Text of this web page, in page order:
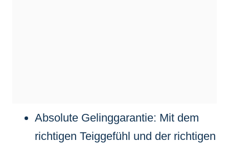
Absolute Gelinggarantie: Mit dem
richtigen Teiggefühl und der richtigen